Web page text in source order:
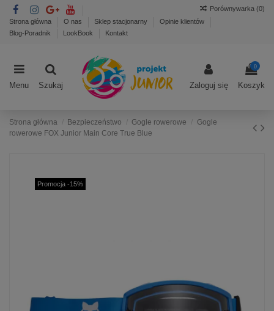
Strona główna O nas Sklep stacjonarny
Opinie klientów
Blog-Poradnik
LookBook Kontakt
Porównywarka (0)
Menu Szukaj Zaloguj się
0
Koszyk
Strona główna Bezpieczeństwo Gogle rowerowe
Gogle
rowerowe FOX Junior Main Core True Blue
Promocja -15%